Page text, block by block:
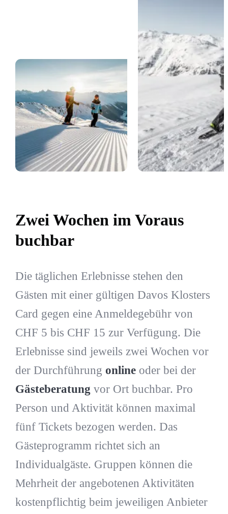
Zwei Wochen im Voraus
buchbar
Die täglichen Erlebnisse stehen den
Gästen mit einer gültigen Davos Klosters
Card gegen eine Anmeldegebühr von
CHF 5 bis CHF 15 zur Verfügung. Die
Erlebnisse sind jeweils zwei Wochen vor
der Durchführung onlineoder bei der
Gästeberatung vor Ort buchbar. Pro
Person und Aktivität können maximal
fünf Tickets bezogen werden. Das
Gästeprogramm richtet sich an
Individualgäste. Gruppen können die
Mehrheit der angebotenen Aktivitäten
kostenpflichtig beim jeweiligen Anbieter